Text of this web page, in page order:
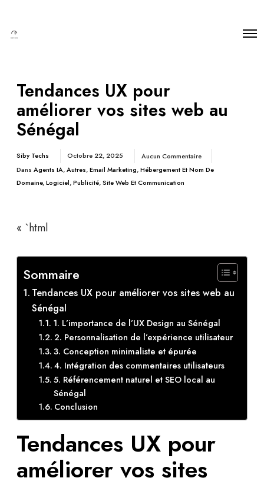
Tendances UX pour
améliorer vos sites web au
Sénégal
Siby Techs Octobre 22, 2025
Aucun Commentaire
Dans Agents IA,Autres,Email Marketing,Hébergement Et Nom De
Domaine,Logiciel,Publicité,Site Web Et Communication
« `html
Sommaire
Tendances UX pour améliorer vos sites web au
Sénégal
1. L’importance de l’UX Design au Sénégal
2. Personnalisation de l’expérience utilisateur
3. Conception minimaliste et épurée
4. Intégration des commentaires utilisateurs
5. Référencement naturel et SEO local au
Sénégal
Conclusion
Tendances UX pour
améliorer vos sites